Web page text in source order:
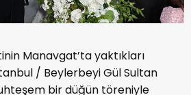
Manavgat’ta yaktıkları
/ Beylerbeyi Gül Sultan
bir düğün töreniyle